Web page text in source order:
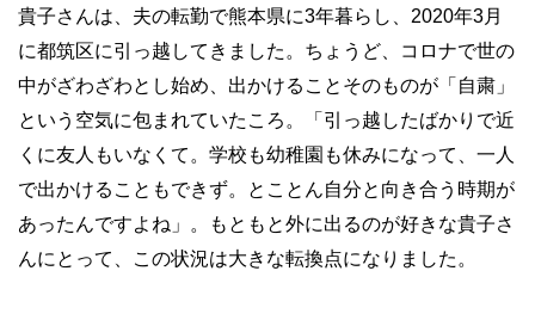
貴子さんは、夫の転勤で熊本県に3年暮らし、2020年3月
に都筑区に引っ越してきました。ちょうど、コロナで世の
中がざわざわとし始め、出かけることそのものが「自粛」
という空気に包まれていたころ。「引っ越したばかりで近
くに友人もいなくて。学校も幼稚園も休みになって、一人
で出かけることもできず。とことん自分と向き合う時期が
あったんですよね」。もともと外に出るのが好きな貴子さ
んにとって、この状況は大きな転換点になりました。